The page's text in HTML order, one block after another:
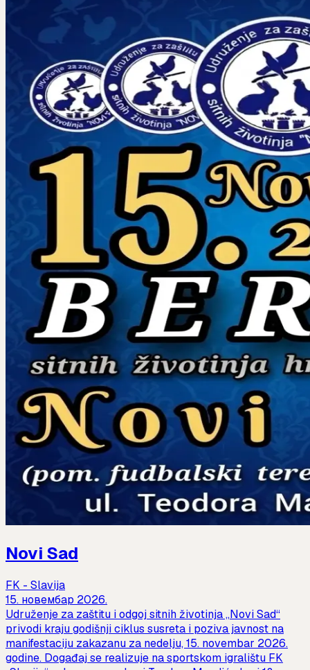
Novi Sad
FK - Slavija
15. новембар 2026.
Udruženje za zaštitu i odgoj sitnih životinja „Novi Sad“
privodi kraju godišnji ciklus susreta i poziva javnost na
manifestaciju zakazanu za nedelju, 15. novembar 2026.
godine. Događaj se realizuje na sportskom igralištu FK